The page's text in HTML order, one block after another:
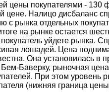
цены покупателями -
Налицо дисбаланс
рынка отдельных
на рынке остается
уйдете рынка.
лошадей. Цена
Она установилась
Баверку, рыночная
При этом
(нижняя граница